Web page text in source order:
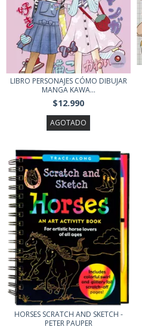
LIBRO PERSONAJES CÓMO DIBUJAR
MANGA KAWA...
$12.990
AGOTADO
HORSES SCRATCH AND SKETCH -
PETER PAUPER